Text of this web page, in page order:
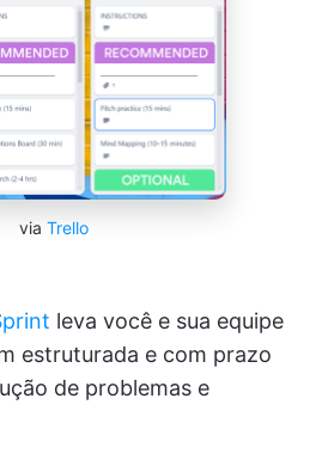
via Trello
leva você e sua equipe
estruturada e com prazo
de problemas e